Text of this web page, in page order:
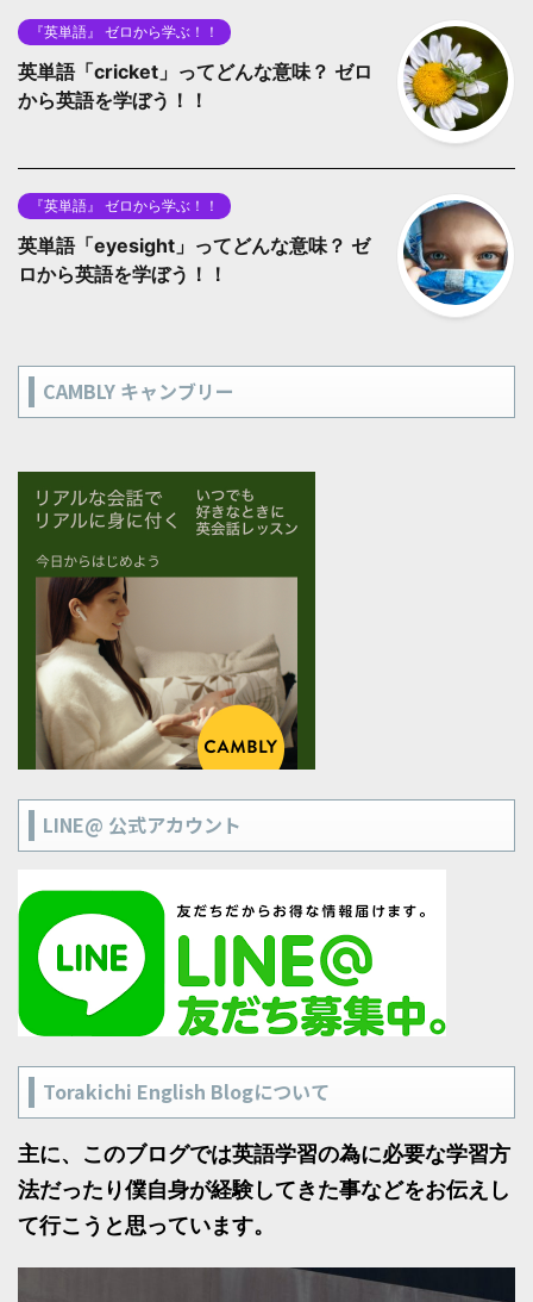
『英単語』 ゼロから学ぶ！！
英単語「cricket」ってどんな意味？ ゼロ
から英語を学ぼう！！
『英単語』 ゼロから学ぶ！！
英単語「eyesight」ってどんな意味？ ゼ
ロから英語を学ぼう！！
CAMBLY キャンブリー
LINE@ 公式アカウント
Torakichi English Blogについて
主に、このブログでは英語学習の為に必要な学習方
法だったり僕自身が経験してきた事などをお伝えし
て行こうと思っています。